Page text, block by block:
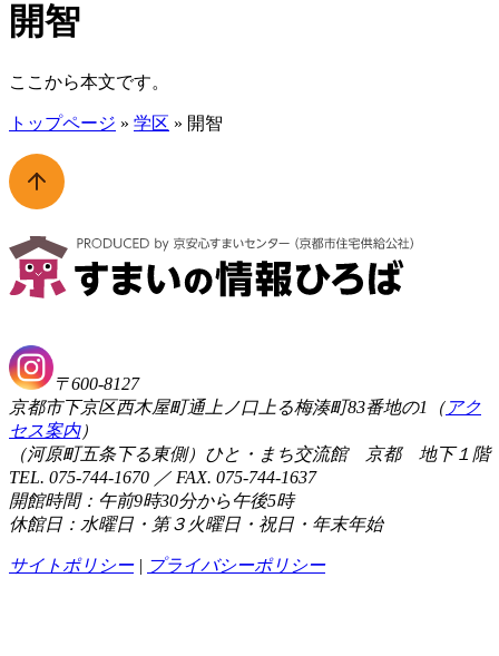
開智
ここから本文です。
トップページ » 学区 » 開智
〒600-8127
京都市下京区西木屋町通上ノ口上る梅湊町83番地の1（ アク
セス案内）
（河原町五条下る東側）ひと・まち交流館 京都 地下１階
TEL. 075-744-1670 ／ FAX. 075-744-1637
開館時間：午前9時30分から午後5時
休館日：水曜日・第３火曜日・祝日・年末年始
サイトポリシー| プライバシーポリシー